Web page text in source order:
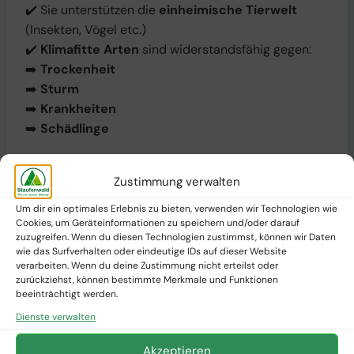
Zustimmung verwalten
Um dir ein optimales Erlebnis zu bieten, verwenden wir Technologien wie
Cookies, um Geräteinformationen zu speichern und/oder darauf
zuzugreifen. Wenn du diesen Technologien zustimmst, können wir Daten
wie das Surfverhalten oder eindeutige IDs auf dieser Website
verarbeiten. Wenn du deine Zustimmung nicht erteilst oder
zurückziehst, können bestimmte Merkmale und Funktionen
beeinträchtigt werden.
Dienste verwalten
Akzeptieren
✔️ Sie unterstützen die einheimische Tierwelt
(Insekten, Vögel etc.)
✔️ Klimafitte Arten sind widerstandsfähig gegen:
➡️ Trockenheit
➡️ Sturm
➡️ Krankheiten
➡️ Schädlinge
👉Staufenwald setzt auf heimische Bäume
auch
zukünftigen Klimaänderungen
sind!
✅6. Mischwälder statt
Monokulturen!